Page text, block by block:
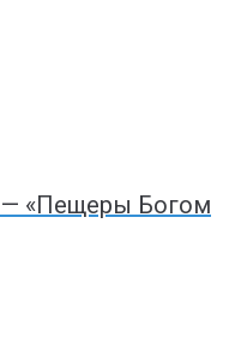
— «Пещеры Богом